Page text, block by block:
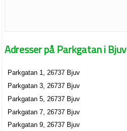
Adresser på Parkgatan i Bjuv
Parkgatan 1, 26737 Bjuv
Parkgatan 3, 26737 Bjuv
Parkgatan 5, 26737 Bjuv
Parkgatan 7, 26737 Bjuv
Parkgatan 9, 26737 Bjuv